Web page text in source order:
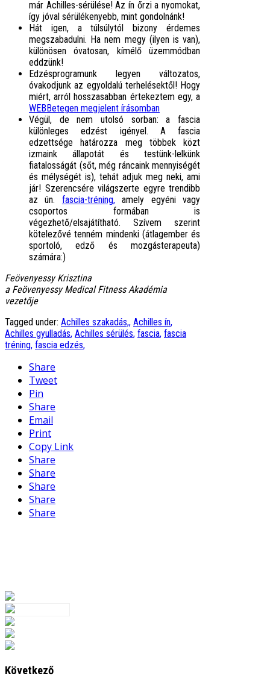
már Achilles-sérülése! Az ín őrzi a nyomokat,
így jóval sérülékenyebb, mint gondolnánk!
Hát igen, a túlsúlytól bizony érdemes
megszabadulni. Ha nem megy (ilyen is van),
különösen óvatosan, kímélő üzemmódban
eddzünk!
Edzésprogramunk legyen változatos,
óvakodjunk az egyoldalú terhelésektől! Hogy
miért, arról hosszasabban értekeztem egy, a
WEBBetegen megjelent írásomban
Végül, de nem utolsó sorban: a fascia
különleges edzést igényel. A fascia
edzettsége határozza meg többek közt
izmaink állapotát és testünk-lelkünk
fiatalosságát (sőt, még ráncaink mennyiségét
és mélységét is), tehát adjuk meg neki, ami
jár! Szerencsére világszerte egyre trendibb
az ún. fascia-tréning,amely egyéni vagy
csoportos formában is
végezhető/elsajátítható. Szívem szerint
kötelezővé tenném mindenki (átlagember és
sportoló, edző és mozgásterapeuta)
számára:)
Feövenyessy Krisztina
a Feövenyessy Medical Fitness Akadémia
vezetője
Tagged under: Achilles szakadás,, Achilles ín,
Achilles gyulladás, Achilles sérülés, fascia, fascia
tréning, fascia edzés,
Share
Tweet
Pin
Share
Email
Print
Copy Link
Share
Share
Share
Share
Share
Következő